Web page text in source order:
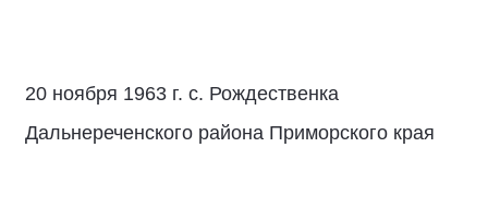
20 ноября 1963 г. с. Рождественка
Дальнереченского района Приморского края